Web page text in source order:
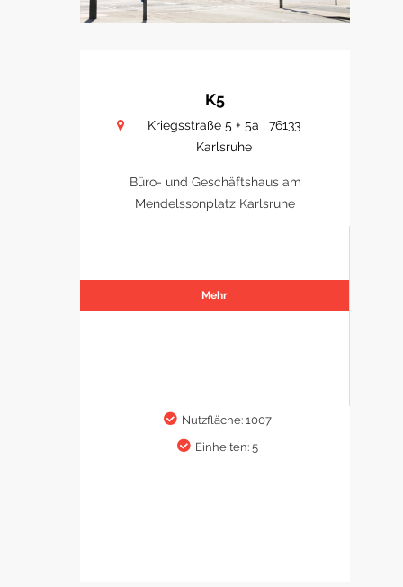
K5
Kriegsstraße 5 + 5a , 76133
Karlsruhe
Büro- und Geschäftshaus am
Mendelssonplatz Karlsruhe
Mehr
Nutzfläche: 1007
Einheiten: 5